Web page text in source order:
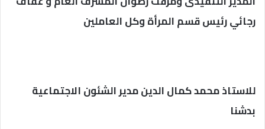
رجائي رئيس قسم المرأة وكل العاملين
للاستاذ محمد كمال الدين مدير الشئون الاجتماعية
بدشنا